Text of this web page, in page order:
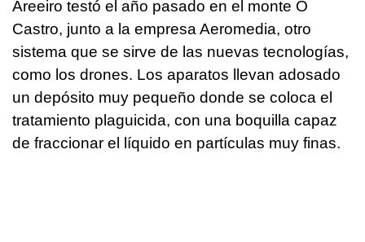
Areeiro testó el año pasado en el monte O
Castro, junto a la empresa Aeromedia, otro
sistema que se sirve de las nuevas tecnologías,
como los drones. Los aparatos llevan adosado
un depósito muy pequeño donde se coloca el
tratamiento plaguicida, con una boquilla capaz
de fraccionar el líquido en partículas muy finas.